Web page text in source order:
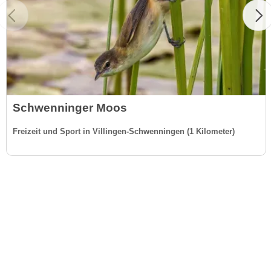
Schwenninger Moos
Freizeit und Sport in Villingen-Schwenningen (1 Kilometer)